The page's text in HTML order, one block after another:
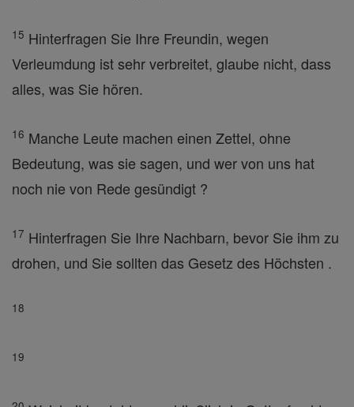
15 Hinterfragen Sie Ihre Freundin, wegen
Verleumdung ist sehr verbreitet, glaube nicht, dass
alles, was Sie hören.
16 Manche Leute machen einen Zettel, ohne
Bedeutung, was sie sagen, und wer von uns hat
noch nie von Rede gesündigt ?
17 Hinterfragen Sie Ihre Nachbarn, bevor Sie ihm zu
drohen, und Sie sollten das Gesetz des Höchsten .
18
19